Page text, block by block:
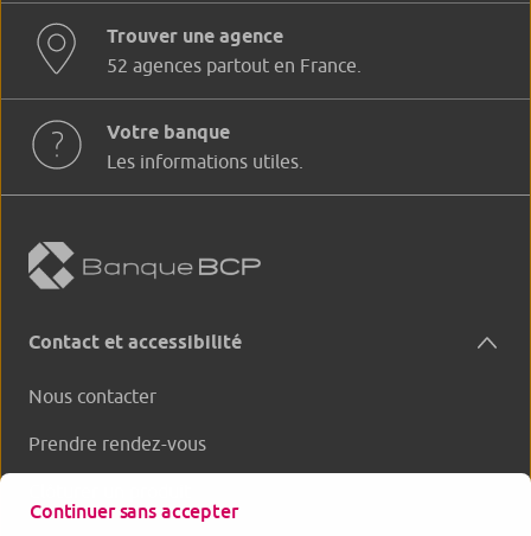
Trouver une agence
52 agences partout en France.
Votre banque
Les informations utiles.
Contact et accessibilité
Nous contacter
Prendre rendez-vous
Continuer sans accepter